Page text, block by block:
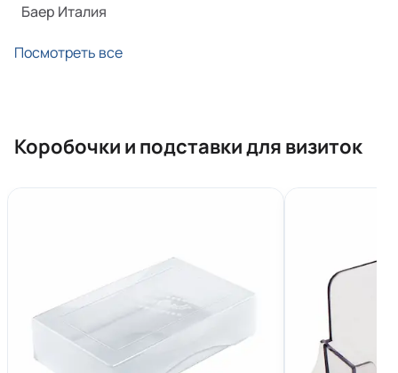
Баер Италия
Посмотреть все
Коробочки и подставки для визиток